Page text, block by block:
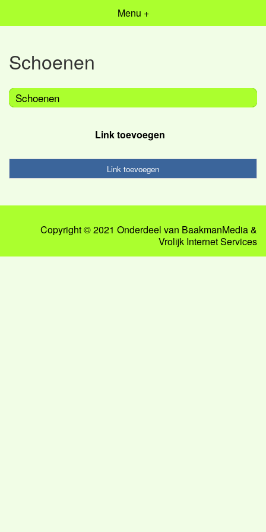
Menu +
Schoenen
Schoenen
Link toevoegen
Link toevoegen
Copyright © 2021 Onderdeel van BaakmanMedia&
Vrolijk Internet Services